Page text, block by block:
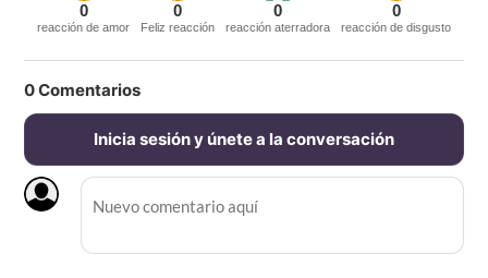
0
reacción de amor
0
Feliz reacción
0
reacción aterradora
0
reacción de disgusto
0Comentarios
Inicia sesión y únete a la conversación